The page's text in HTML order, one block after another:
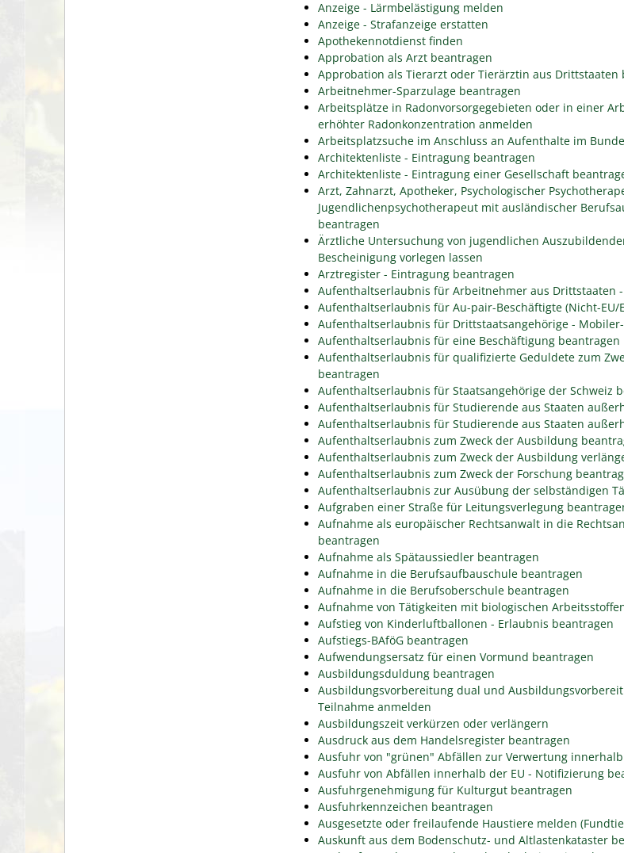
Anzeige - Lärmbelästigung melden
Anzeige - Strafanzeige erstatten
Apothekennotdienst finden
Approbation als Arzt beantragen
Approbation als Tierarzt oder Tierärztin aus Drittstaaten
Arbeitnehmer-Sparzulage beantragen
Arbeitsplätze in Radonvorsorgegebieten oder in einer
erhöhter Radonkonzentration anmelden
Arbeitsplatzsuche im Anschluss an Aufenthalte im
Architektenliste - Eintragung beantragen
Architektenliste - Eintragung einer Gesellschaft
Arzt, Zahnarzt, Apotheker, Psychologischer
Jugendlichenpsychotherapeut mit ausländischer
beantragen
Ärztliche Untersuchung von jugendlichen
Bescheinigung vorlegen lassen
Arztregister - Eintragung beantragen
Aufenthaltserlaubnis für Arbeitnehmer aus Drittstaaten -
Aufenthaltserlaubnis für Au-pair-Beschäftigte (Nicht-EU/
Aufenthaltserlaubnis für Drittstaatsangehörige -
Aufenthaltserlaubnis für eine Beschäftigung beantragen
Aufenthaltserlaubnis für qualifizierte Geduldete zum
beantragen
Aufenthaltserlaubnis für Staatsangehörige der Schweiz
Aufenthaltserlaubnis für Studierende aus Staaten
Aufenthaltserlaubnis für Studierende aus Staaten
Aufenthaltserlaubnis zum Zweck der Ausbildung
Aufenthaltserlaubnis zum Zweck der Ausbildung
Aufenthaltserlaubnis zum Zweck der Forschung
Aufenthaltserlaubnis zur Ausübung der selbständigen
Aufgraben einer Straße für Leitungsverlegung
Aufnahme als europäischer Rechtsanwalt in die
beantragen
Aufnahme als Spätaussiedler beantragen
Aufnahme in die Berufsaufbauschule beantragen
Aufnahme in die Berufsoberschule beantragen
Aufnahme von Tätigkeiten mit biologischen
Aufstieg von Kinderluftballonen - Erlaubnis beantragen
Aufstiegs-BAföG beantragen
Aufwendungsersatz für einen Vormund beantragen
Ausbildungsduldung beantragen
Ausbildungsvorbereitung dual und
Teilnahme anmelden
Ausbildungszeit verkürzen oder verlängern
Ausdruck aus dem Handelsregister beantragen
Ausfuhr von "grünen" Abfällen zur Verwertung
Ausfuhr von Abfällen innerhalb der EU - Notifizierung
Ausfuhrgenehmigung für Kulturgut beantragen
Ausfuhrkennzeichen beantragen
Ausgesetzte oder freilaufende Haustiere melden
Auskunft aus dem Bodenschutz- und Altlastenkataster